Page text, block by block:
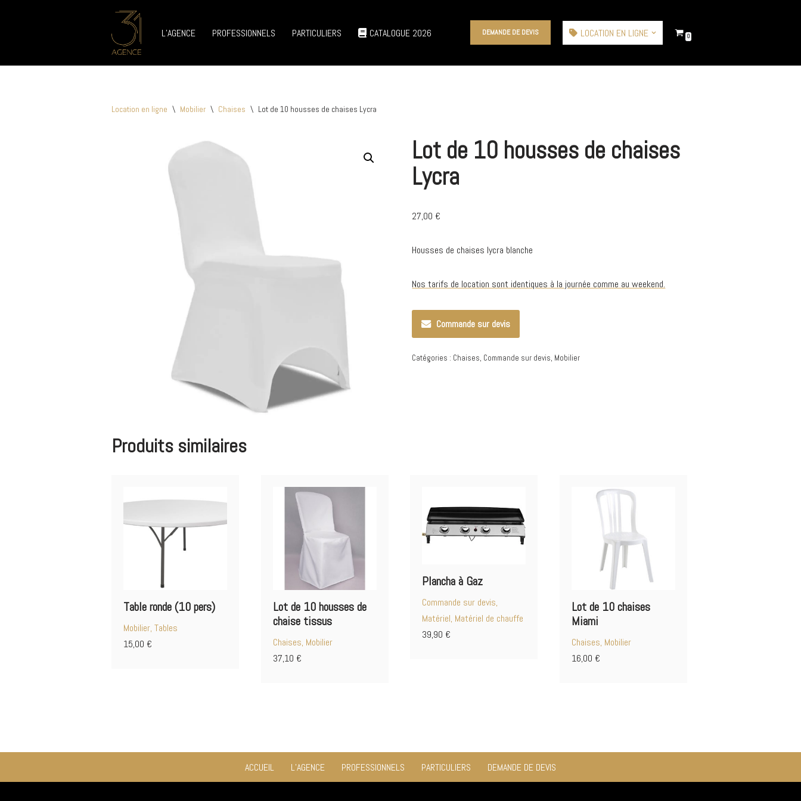
contenu
L’AGENCE PROFESSIONNELS PARTICULIERS CATALOGUE 2026 DEMANDE DE DEVIS LOCATION EN LIGNE 0
Location en ligne \ Mobilier \ Chaises \ Lot de 10 housses de chaises Lycra
Lot de 10 housses de chaises
Lycra
27,00 €
Housses de chaises lycra blanche
Nos tarifs de location sont identiques à la journée comme au weekend.
Commande sur devis
Catégories : Chaises, Commande sur devis, Mobilier
Produits similaires
Table ronde (10 pers)
Mobilier, Tables
15,00 €
Lot de 10 housses de
chaise tissus
Chaises, Mobilier
37,10 €
Plancha à Gaz
Commande sur devis,
Matériel, Matériel de chauffe
39,90 €
Lot de 10 chaises
Miami
Chaises, Mobilier
16,00 €
ACCUEIL L’AGENCE PROFESSIONNELS PARTICULIERS DEMANDE DE DEVIS